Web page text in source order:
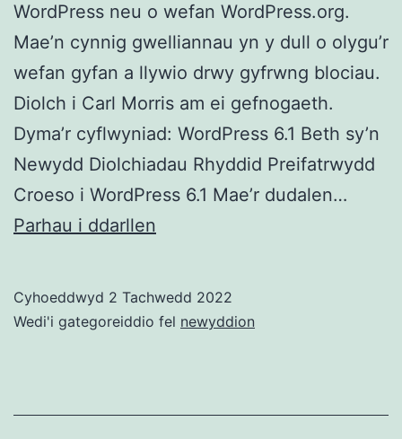
WordPress neu o wefan WordPress.org.
Mae’n cynnig gwelliannau yn y dull o olygu’r
wefan gyfan a llywio drwy gyfrwng blociau.
Diolch i Carl Morris am ei gefnogaeth.
Dyma’r cyflwyniad: WordPress 6.1 Beth sy’n
Newydd Diolchiadau Rhyddid Preifatrwydd
Croeso i WordPress 6.1 Mae’r dudalen…
Parhau i ddarllen
Cyhoeddwyd 2 Tachwedd 2022
Wedi'i gategoreiddio fel newyddion